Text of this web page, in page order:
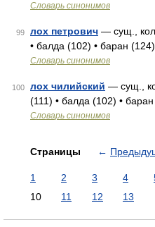
Словарь синонимов
99 лох петрович — сущ., кол
• балда (102) • баран (124)
Словарь синонимов
100 лох чилийский — сущ.,
(111) • балда (102) •
Словарь синонимов
Страницы ←
1 2 3 4
10
11 12 13